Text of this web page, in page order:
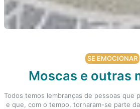
SE EMOCIONAR
Moscas e outras
Todos temos lembranças de pessoas que
e que, com o tempo, tornaram-se parte